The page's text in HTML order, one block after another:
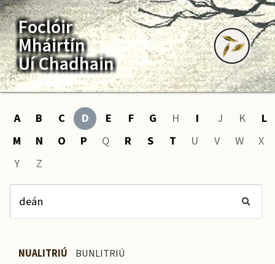
Foclóir
Mháirtín
Uí Chadhain
A B C D E F G H I J K
L
M
N O P Q R S T U V W
X
Y
Z
NUALITRIÚ BUNLITRIÚ